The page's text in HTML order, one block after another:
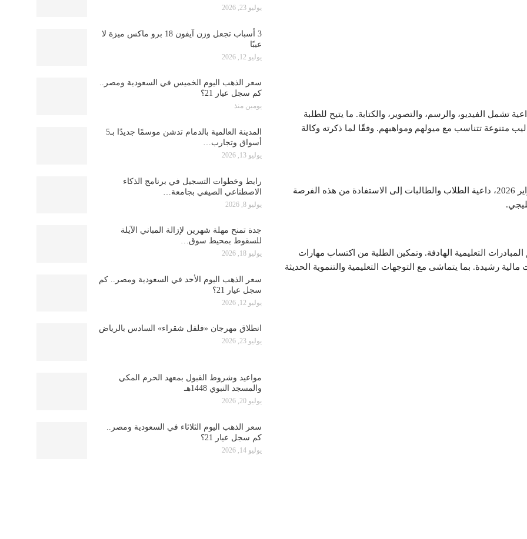
تشمل الفيديو، والرسم، والتصوير، والكتابة. ما يتيح للطلبة
متنوعة تتناسب مع ميولهم ومواهبهم. وفقًا لما ذكرته وكالة
وأفادت الإدارة بأن آخر موعد لرفع المشاركات هو نهاية شهر فبراير 2026، داعية الطلاب والطالبات إلى الاستفادة من هذه الفرصة
التعليمية الهادفة. وتمكين الطلبة من اكتساب مهارات
رشيدة. بما يتماشى مع التوجهات التعليمية والتنموية الحديثة
يوليو 23, 2026
3 أسباب تجعل وزن آيفون 18 برو ماكس ميزة لا
عيبًا
يوليو 12, 2026
سعر الذهب اليوم الخميس في السعودية ومصر..
كم سجل عيار 21؟
يومين منذ
المدينة العالمية بالدمام تدشن موسمًا جديدًا بـ5
أسواق وتجارب…
يوليو 13, 2026
رابط وخطوات التسجيل في برنامج الذكاء
الاصطناعي الصيفي بجامعة…
يوليو 8, 2026
جدة تمنح مهلة شهرين لإزالة المباني الآيلة
للسقوط بمحيط سوق…
يوليو 18, 2026
سعر الذهب اليوم الأحد في السعودية ومصر.. كم
سجل عيار 21؟
يوليو 12, 2026
انطلاق مهرجان «فلفل شقراء» السادس بالرياض
يوليو 23, 2026
مواعيد وشروط القبول بمعهد الحرم المكي
والمسجد النبوي 1448هـ
يوليو 20, 2026
سعر الذهب اليوم الثلاثاء في السعودية ومصر..
كم سجل عيار 21؟
يوليو 14, 2026